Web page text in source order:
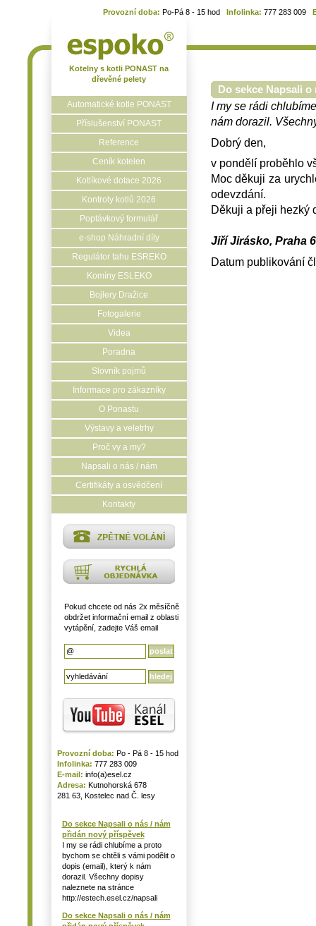
Provozní doba: Po-Pá 8 - 15 hod Infolinka: 777 283 009
Kotelny s kotli PONAST na
dřevěné pelety
Automatické kotle PONAST
Příslušenství PONAST
Reference
Ceník kotelen
Kotlíkové dotace 2026
Kontroly kotlů 2026
Poptávkový formulář
e-shop Náhradní díly
Regulátor tahu ESREKO
Komíny ESLEKO
Bojlery Dražice
Fotogalerie
Videa
Poradna
Slovník pojmů
Informace pro zákazníky
O Ponastu
Výstavy a veletrhy
Proč vy a my?
Napsali o nás / nám
Certifikáty a osvědčení
Kontakty
Pokud chcete od nás 2x měsíčně
obdržet informační email z oblasti
vytápění, zadejte Váš email
Provozní doba: Po - Pá 8 - 15 hod
Infolinka: 777 283 009
E-mail: info(a)esel.cz
Adresa: Kutnohorská 678
281 63, Kostelec nad Č. lesy
Do sekce Napsali o nás / nám
přidán nový příspěvek
I my se rádi chlubíme a proto
bychom se chtěli s vámi podělit o
dopis (email), který k nám
dorazil. Všechny dopisy
naleznete na stránce
http://estech.esel.cz/napsali
Do sekce Napsali o nás / nám
Do sekce Napsali
I my se rádi
nám dorazil.
Dobrý den,
v pondělí proběhlo
Moc děkuji za
odevzdání.
Děkuji a přeji hezký
Jiří Jirásko, Praha
Datum publikování